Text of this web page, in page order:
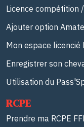
Licence compétition
Ajouter option
Mon espace licencié
Enregistrer son
Utilisation du
RCPE
Prendre ma RCPE